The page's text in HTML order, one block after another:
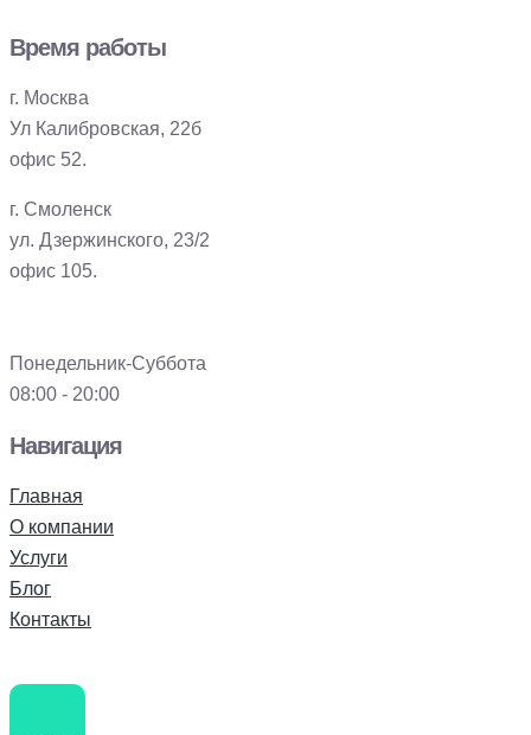
Время работы
г. Москва
Ул Калибровская, 22б
офис 52.
г. Смоленск
ул. Дзержинского, 23/2
офис 105.
Понедельник-Суббота
08:00 - 20:00
Навигация
Главная
О компании
Услуги
Блог
Контакты